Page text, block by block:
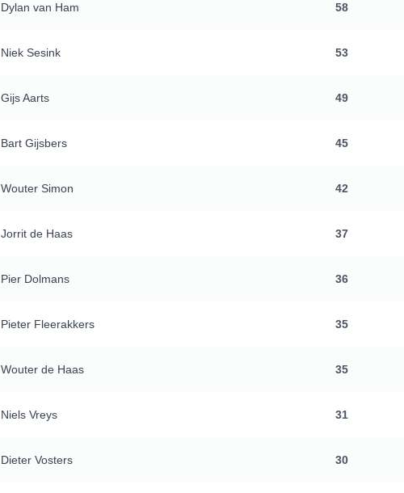
Dylan van Ham 58
Niek Sesink 53
Gijs Aarts 49
Bart Gijsbers 45
Wouter Simon 42
Jorrit de Haas 37
Pier Dolmans 36
Pieter Fleerakkers 35
Wouter de Haas 35
Niels Vreys 31
Dieter Vosters 30